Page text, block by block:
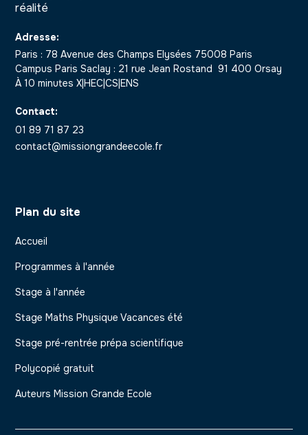
réalité
Adresse:
Paris : 78 Avenue des Champs Elysées 75008 Paris
Campus Paris Saclay : 21 rue Jean Rostand 91 400 Orsay
À 10 minutes X|HEC|CS|ENS
Contact:
01 89 71 87 23
contact@missiongrandeecole.fr
Plan du site
Accueil
Programmes à l'année
Stage à l'année
Stage Maths Physique Vacances été
Stage pré-rentrée prépa scientifique
Polycopié gratuit
Auteurs Mission Grande Ecole